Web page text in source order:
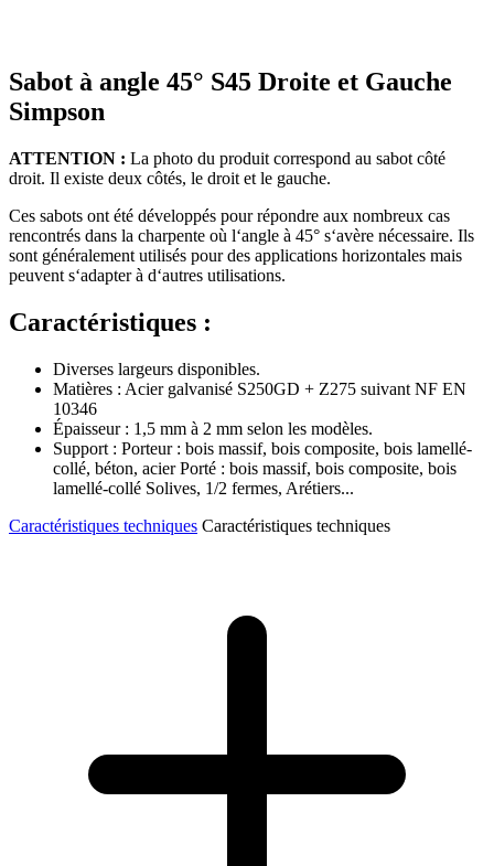
Sabot à angle 45° S45 Droite et Gauche
Simpson
ATTENTION : La photo du produit correspond au sabot côté
droit. Il existe deux côtés, le droit et le gauche.
Ces sabots ont été développés pour répondre aux nombreux cas
rencontrés dans la charpente où l‘angle à 45° s‘avère nécessaire. Ils
sont généralement utilisés pour des applications horizontales mais
peuvent s‘adapter à d‘autres utilisations.
Caractéristiques :
Diverses largeurs disponibles.
Matières : Acier galvanisé S250GD + Z275 suivant NF EN
10346
Épaisseur : 1,5 mm à 2 mm selon les modèles.
Support : Porteur : bois massif, bois composite, bois lamellé-
collé, béton, acier Porté : bois massif, bois composite, bois
lamellé-collé Solives, 1/2 fermes, Arétiers...
Caractéristiques techniques Caractéristiques techniques